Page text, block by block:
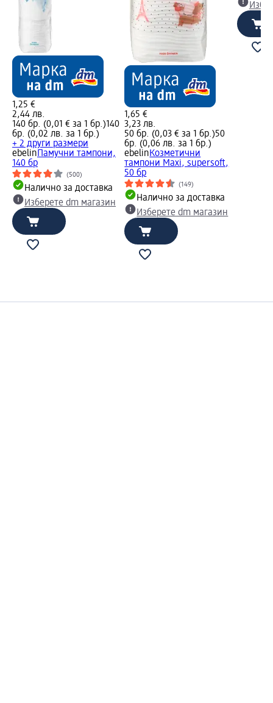
1,25 €
2,44 лв.
140 бр. (0,01 € за 1 бр.)140
бр. (0,02 лв. за 1 бр.)
+ 2 други размери
ebelinПамучни тампони,
140 бр
(500)
Налично за доставка
Изберете dm магазин
1,65 €
3,23 лв.
50 бр. (0,03 € за 1 бр.)50
бр. (0,06 лв. за 1 бр.)
ebelinКозметични
тампони Maxi, supersoft,
50 бр
(149)
Налично за доставка
Изберете dm магазин